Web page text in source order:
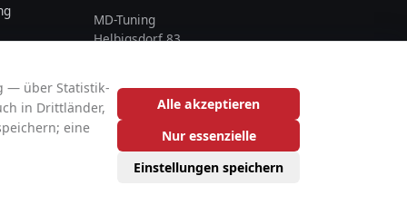
MD-Tuning
Helbigsdorf 83
— über Statistik-
in Drittländer,
eine
Alle akzeptieren
Nur essenzielle
Einstellungen speichern